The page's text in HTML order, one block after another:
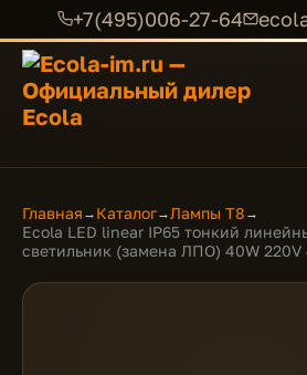
+7(495)006-27-64
Главная → Каталог→Лампы T8 →
Ecola LED linear IP65 тонкий
светильник (замена ЛПО) 40W 220V